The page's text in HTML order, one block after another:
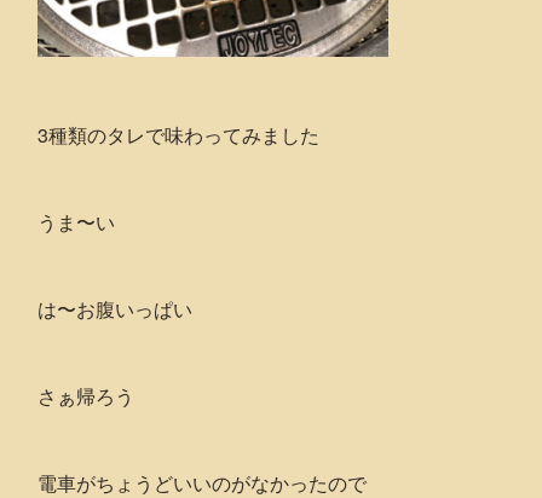
3種類のタレで味わってみました
うま〜い
は〜お腹いっぱい
さぁ帰ろう
電車がちょうどいいのがなかったので